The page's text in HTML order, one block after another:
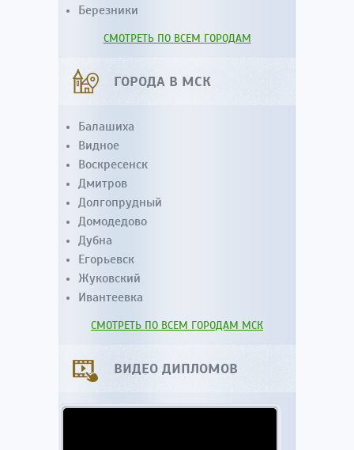
Березники
СМОТРЕТЬ ПО ВСЕМ ГОРОДАМ
ГОРОДА В МСК
Балашиха
Видное
Воскресенск
Дмитров
Долгопрудный
Домодедово
Дубна
Егорьевск
Жуковский
Ивантеевка
СМОТРЕТЬ ПО ВСЕМ ГОРОДАМ МСК
ВИДЕО ДИПЛОМОВ